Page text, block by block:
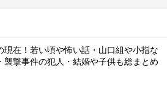
現在！若い頃や怖い話・山口組や小指な
襲撃事件の犯人・結婚や子供も総まとめ